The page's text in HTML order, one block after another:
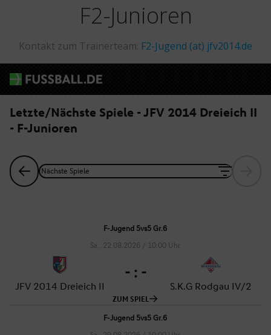
F2-Junioren
Kontakt zum Trainerteam: F2-Jugend (at) jfv2014.de